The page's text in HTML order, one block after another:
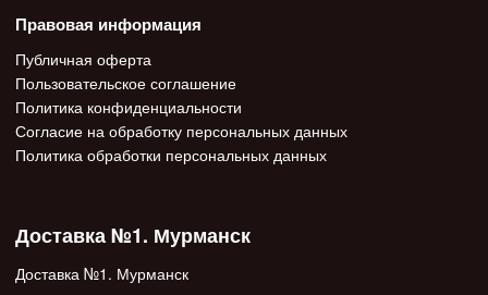
Правовая информация
Публичная оферта
Пользовательское соглашение
Политика конфиденциальности
Согласие на обработку персональных данных
Политика обработки персональных данных
Доставка №1. Мурманск
Доставка №1. Мурманск